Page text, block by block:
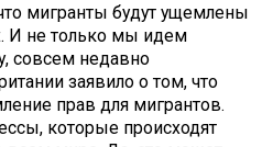
мигранты будут ущемлены
И не только мы идем
совсем недавно
заявило о том, что
прав для мигрантов.
которые происходят